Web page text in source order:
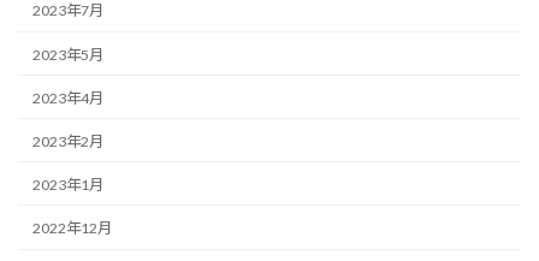
2023年7月
2023年5月
2023年4月
2023年2月
2023年1月
2022年12月